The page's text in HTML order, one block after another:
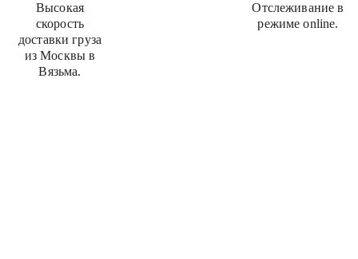
Высокая
скорость
доставки груза
из Москвы в
Вязьма.
Отслеживание в
режиме online.